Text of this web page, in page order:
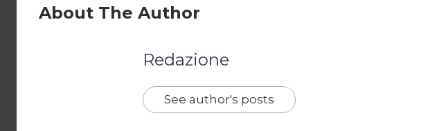
About The Author
Redazione
See author's posts